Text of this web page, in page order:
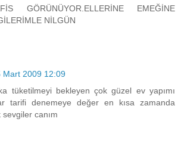
GÖRÜNÜYOR.ELLERİNE EMEĞİNE
NİLGÜN
Mart 2009 12:09
tüketilmeyi bekleyen çok güzel ev yapımı
tarifi denemeye değer en kısa zamanda
sevgiler canım